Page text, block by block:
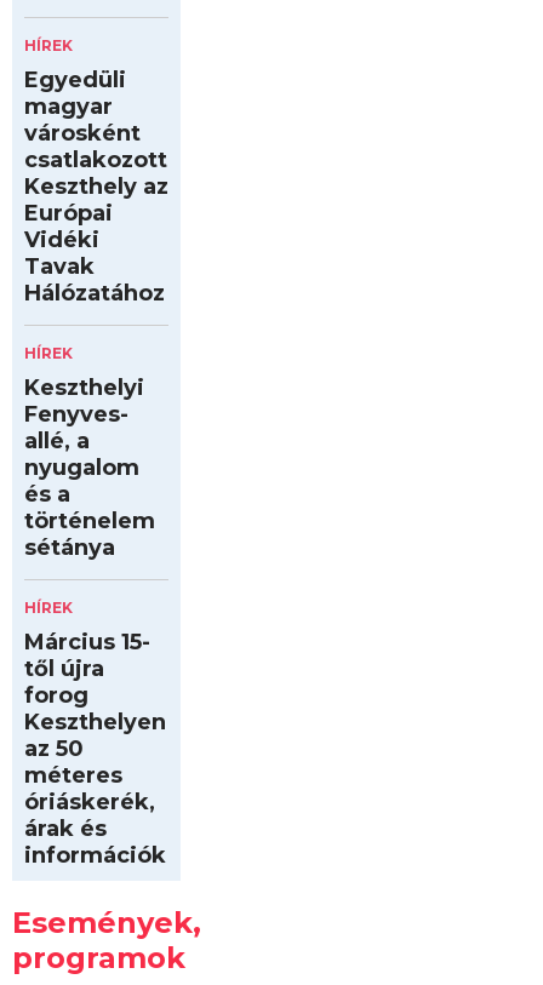
HÍREK
Egyedüli
magyar
városként
csatlakozott
Keszthely az
Európai
Vidéki
Tavak
Hálózatához
HÍREK
Keszthelyi
Fenyves-
allé, a
nyugalom
és a
történelem
sétánya
HÍREK
Március 15-
től újra
forog
Keszthelyen
az 50
méteres
óriáskerék,
árak és
információk
Események,
programok
Kilóméterek
2026